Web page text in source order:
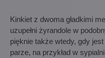
Kinkiet z dwoma gładkimi
uzupełni żyrandole w
pięknie także wtedy, gdy
parze, na przykład w